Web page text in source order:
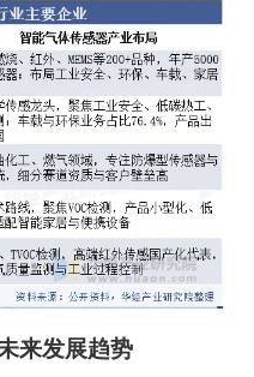
来发展趋势